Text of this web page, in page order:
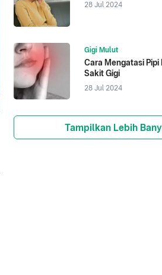
28 Jul 2024
Gigi Mulut
Cara Mengatasi
Sakit Gigi
28 Jul 2024
Tampilkan Lebih